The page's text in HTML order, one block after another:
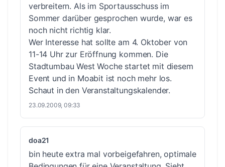
verbreitern. Als im Sportausschuss im
Sommer darüber gesprochen wurde, war es
noch nicht richtig klar.
Wer Interesse hat sollte am 4. Oktober von
11-14 Uhr zur Eröffnung kommen. Die
Stadtumbau West Woche startet mit diesem
Event und in Moabit ist noch mehr los.
Schaut in den Veranstaltungskalender.
23.09.2009, 09:33
doa21
bin heute extra mal vorbeigefahren, optimale